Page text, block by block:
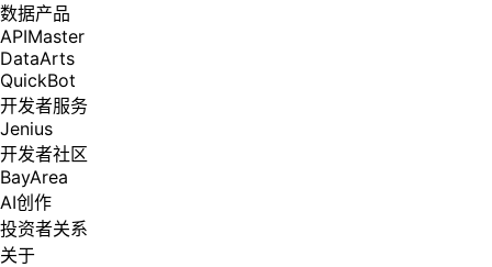
数据产品
APIMaster
DataArts
QuickBot
开发者服务
Jenius
开发者社区
BayArea
AI创作
投资者关系
关于